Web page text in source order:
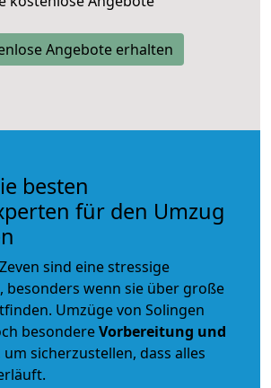
Angebote erhalten
besten
für den Umzug
sind eine stressige
besonders wenn sie über große
Umzüge von Solingen
besondereVorbereitung und
um sicherzustellen, dass alles